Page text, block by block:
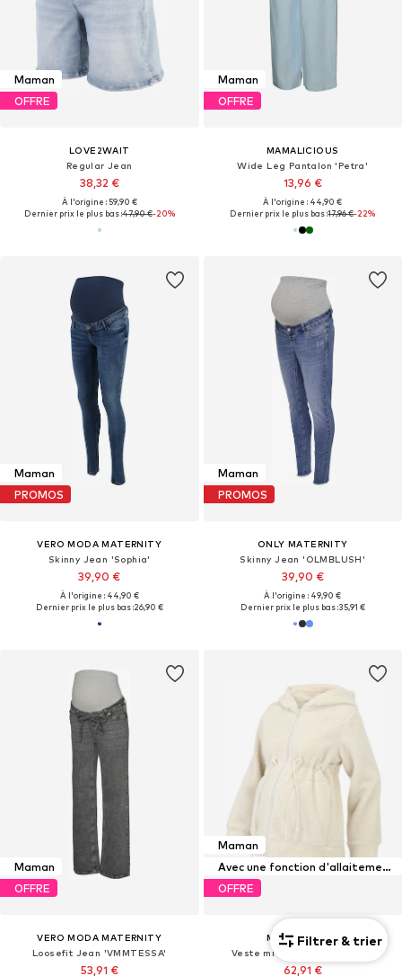
Maman
OFFRE
LOVE2WAIT
Regular Jean
38,32 €
À l'origine : 59,90 €
Dernier prix le plus bas :47,90 €-20%
Maman
OFFRE
MAMALICIOUS
Wide Leg Pantalon 'Petra'
13,96 €
À l'origine : 44,90 €
Dernier prix le plus bas :17,96 €-22%
Maman
PROMOS
VERO MODA MATERNITY
Skinny Jean 'Sophia'
39,90 €
À l'origine : 44,90 €
Dernier prix le plus bas :26,90 €
Maman
PROMOS
ONLY MATERNITY
Skinny Jean 'OLMBLUSH'
39,90 €
À l'origine : 49,90 €
Dernier prix le plus bas :35,91 €
Maman
OFFRE
VERO MODA MATERNITY
Loosefit Jean 'VMMTESSA'
53,91 €
Maman
Avec une fonction d'allaitement maternel
OFFRE
MAMALICIOUS
Veste mi-saison 'MLRACHEL'
62,91 €
Filtrer & trier